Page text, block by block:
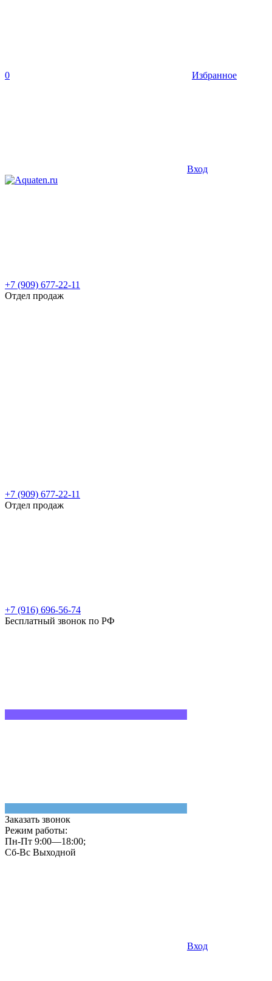
0 Избранное
Вход
+7 (909) 677-22-11
Отдел продаж
+7 (909) 677-22-11
Отдел продаж
+7 (916) 696-56-74
Бесплатный звонок по РФ
Заказать звонок
Режим работы:
Пн-Пт 9:00—18:00;
Сб-Вс Выходной
Вход